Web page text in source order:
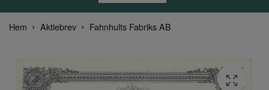
Hem Aktiebrev Fahnhults Fabriks AB